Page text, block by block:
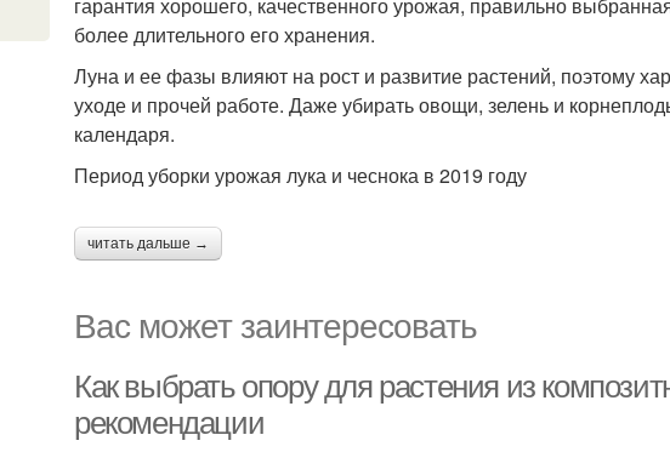
более длительного его хранения.
Луна и ее фазы влияют на рост и развитие растений, поэтому
уходе и прочей работе. Даже убирать овощи, зелень и
календаря.
Период уборки урожая лука и чеснока в 2019 году
читать дальше →
Вас может заинтересовать
Как выбрать опору для растения из
рекомендации